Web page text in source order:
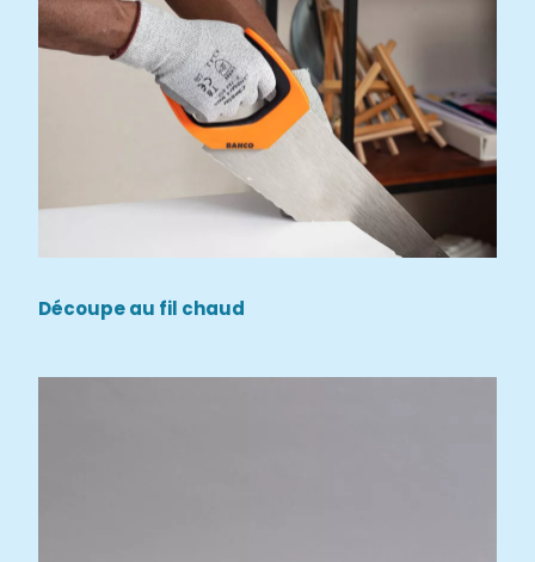
Découpe au fil chaud